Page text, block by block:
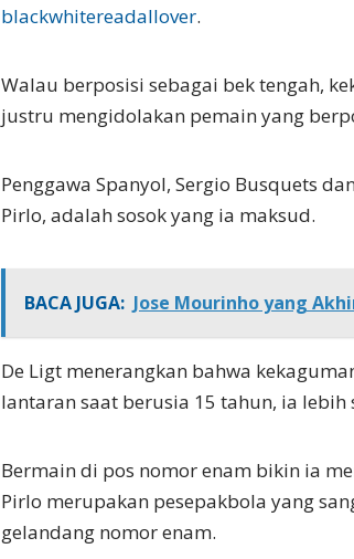
blackwhitereadallover.
Walau berposisi sebagai bek tengah,
justru mengidolakan pemain yang
Penggawa Spanyol, Sergio Busquets
Pirlo, adalah sosok yang ia maksud.
BACA JUGA: Jose Mourinho yang
De Ligt menerangkan bahwa
lantaran saat berusia 15 tahun, ia
Bermain di pos nomor enam bikin ia
Pirlo merupakan pesepakbola yang
gelandang nomor enam.